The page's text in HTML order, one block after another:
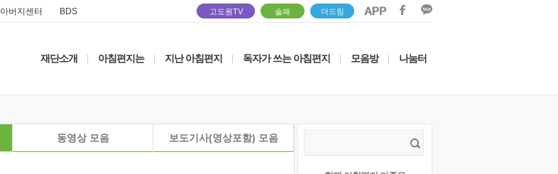
아버지센터 BDS 고도원TV 솔패 더드림
재단소개 아침편지는 지난 아침편지 독자가 쓰는 아침편지 모음방 나눔터
동영상 모음 보도기사(영상포함) 모음